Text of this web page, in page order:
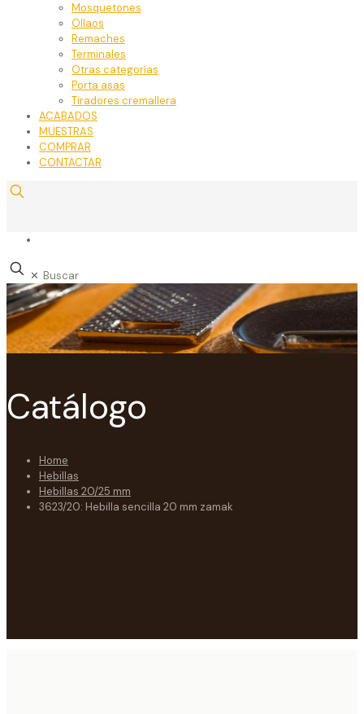
Mosquetones
Ollaos
Remaches
Terminales
Otras categorías
Porta asas
Tiradores cremallera
ACABADOS
MUESTRAS
COMPRAR
CONTACTAR
✕
Catálogo
Home
Hebillas
Hebillas 20/25 mm
3623/20: Hebilla sencilla 20 mm zamak